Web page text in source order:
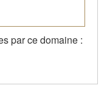
par ce domaine :